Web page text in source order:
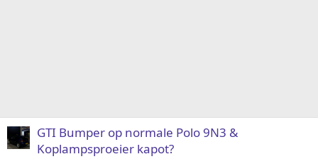
GTI Bumper op normale Polo 9N3 &
Koplampsproeier kapot?